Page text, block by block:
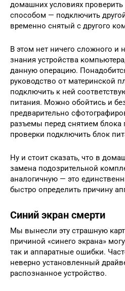
домашних условиях
способом — подключить
временно снятый с другого
В этом нет ничего сложного
знания устройства
данную операцию.
руководство от материнской
подключить к ней
питания. Можно обойтись и
предварительно
разъемы перед снятием блока
проверки подключить блок
Ну и стоит сказать, что в
замена подозрительной
аналогичную — это
быстро определить причину
Синий экран смерти
Мы вынесли эту страшную
причиной «синего экрана»
так и аппаратные ошибки.
неверно установленный
распознанное устройство.